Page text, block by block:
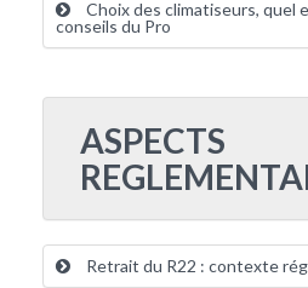
Choix des climatiseurs, quel
conseils du Pro
ASPECTS
Retrait du R22 : contexte